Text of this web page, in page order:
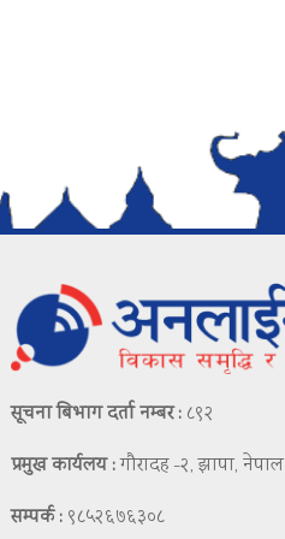
सूचना बिभाग दर्ता नम्बर : ८९२
प्रमुख कार्यलय :गौरादह -२, झापा, नेपाल
सम्पर्क : ९८५२६७६३०८